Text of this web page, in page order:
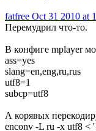
fatfree Oct 31 2010 at
Перемудрил что-то.
В конфиге mplayer
ass=yes
slang=en,eng,ru,rus
utf8=1
subcp=utf8
А корявых
enconv -L ru -x utf8